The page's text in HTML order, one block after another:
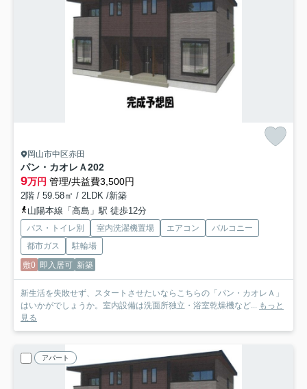
岡山市中区赤田
パン・カオレＡ202
9万円 管理/共益費3,500円
2階 / 59.58㎡ / 2LDK /新築
山陽本線「高島」駅 徒歩12分
バス・トイレ別 室内洗濯機置場 エアコン
バルコニー
都市ガス
駐輪場
敷0 即入居可 新築
新生活を失敗せず、スタートさせたいならこちらの「パン・カオレＡ」
はいかがでしょうか。室内設備は洗面所独立・浴室乾燥機など... もっと
見る
アパート